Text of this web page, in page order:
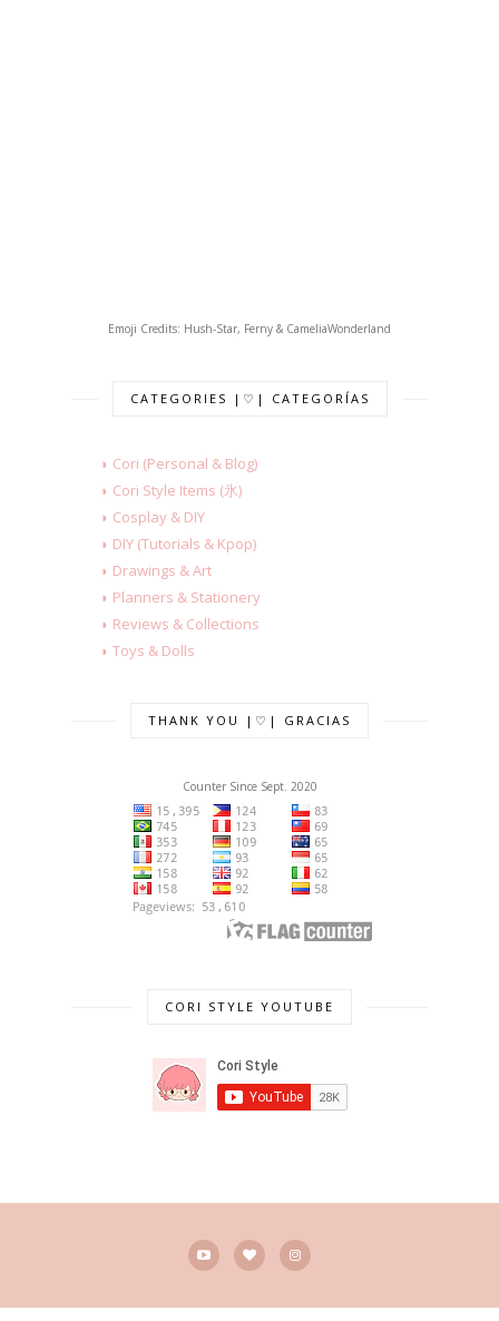
Emoji Credits: Hush-Star, Ferny & CameliaWonderland
CATEGORIES |♡| CATEGORÍAS
◗ Cori (Personal & Blog)
◗ Cori Style Items (氷)
◗ Cosplay & DIY
◗ DIY (Tutorials & Kpop)
◗ Drawings & Art
◗ Planners & Stationery
◗ Reviews & Collections
◗ Toys & Dolls
THANK YOU |♡| GRACIAS
Counter Since Sept. 2020
CORI STYLE YOUTUBE